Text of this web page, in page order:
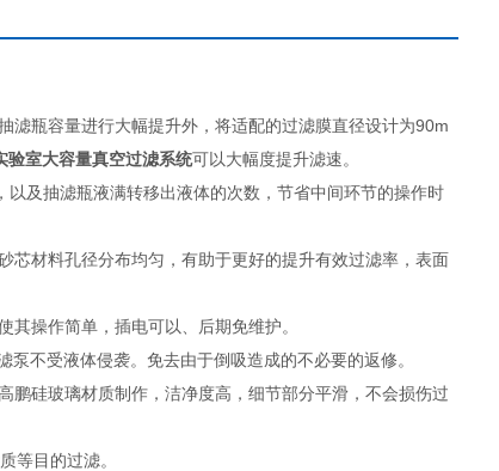
滤瓶容量进行大幅提升外，将适配的过滤膜直径设计为90m
验室大容量真空过滤系统可以大幅度提升滤速。
及抽滤瓶液满转移出液体的次数，节省中间环节的操作时
芯材料孔径分布均匀，有助于更好的提升有效过滤率，表面
操作简单，插电可以、后期免维护。
不受液体侵袭。免去由于倒吸造成的不必要的返修。
硅玻璃材质制作，洁净度高，细节部分平滑，不会损伤过
等目的过滤。